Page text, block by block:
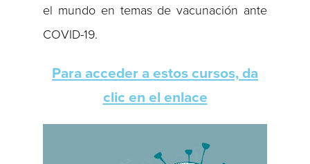
el mundo en temas de vacunación ante
COVID-19.
Para acceder a estos cursos, da
clic en el enlace